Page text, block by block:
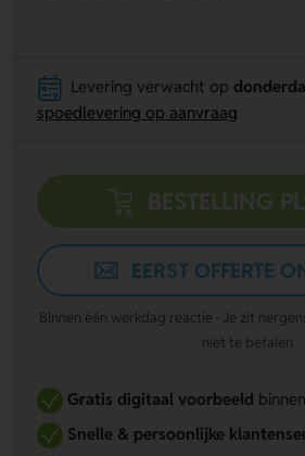
Levering verwacht op
spoedlevering op aanvraag
BESTELLING
EERST OFFERTE
Binnen één werkdag reactie · Je zit
niet te betalen
Gratis digitaal voorbeeld
Snelle & persoonlijke